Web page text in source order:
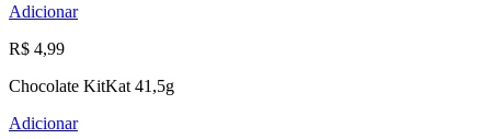
Adicionar
R$ 4,99
Chocolate KitKat 41,5g
Adicionar